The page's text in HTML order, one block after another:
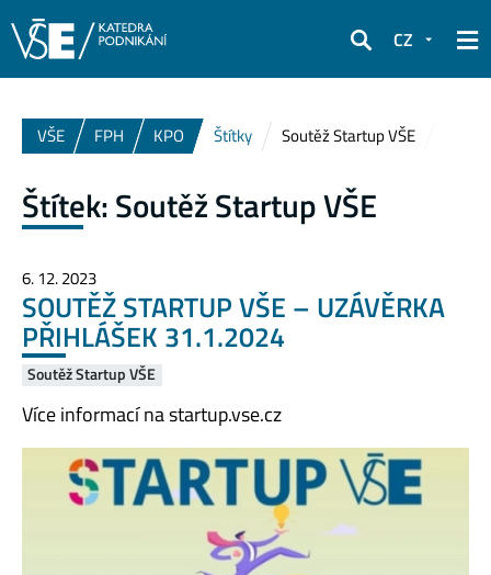
Hledat
CZ
VŠE FPH KPO Štítky Soutěž Startup VŠE
Štítek:Soutěž Startup VŠE
6. 12. 2023
SOUTĚŽ STARTUP VŠE – UZÁVĚRKA
PŘIHLÁŠEK 31.1.2024
Soutěž Startup VŠE
Více informací na startup.vse.cz